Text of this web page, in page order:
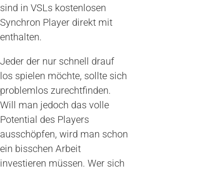
sind in VSLs kostenlosen
Synchron Player direkt mit
enthalten.
Jeder der nur schnell drauf
los spielen möchte, sollte sich
problemlos zurechtfinden.
Will man jedoch das volle
Potential des Players
ausschöpfen, wird man schon
ein bisschen Arbeit
investieren müssen. Wer sich